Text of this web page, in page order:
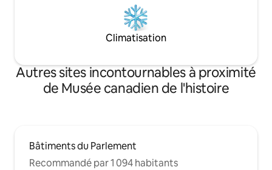
Climatisation
Autres sites incontournables à proximité
de Musée canadien de l'histoire
Bâtiments du Parlement
Recommandé par 1 094 habitants